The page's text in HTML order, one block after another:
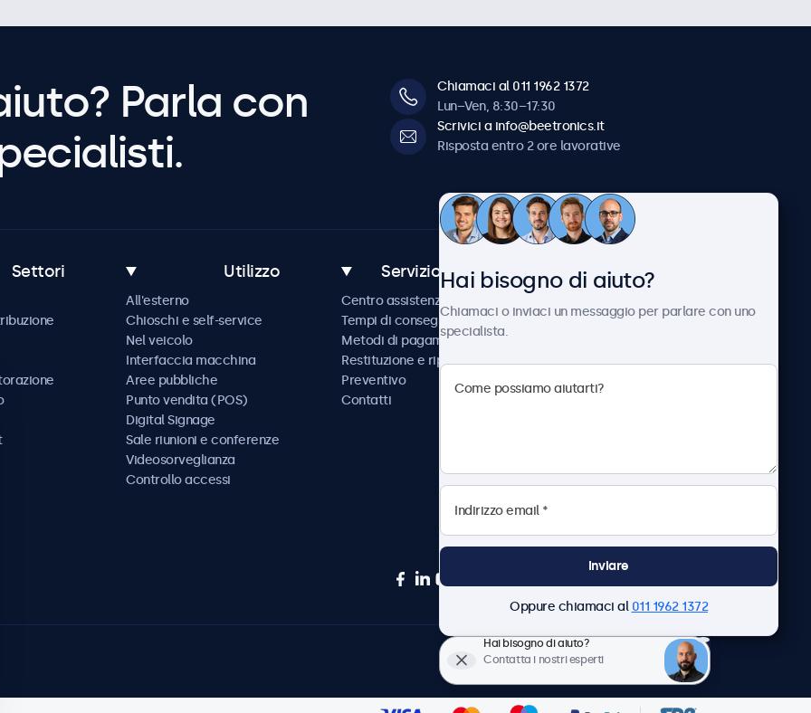
Parla con
Chiamaci al 011 1962 1372
Lun–Ven, 8:30–17:30
Scrivici a info@beetronics.it
Risposta entro 2 ore lavorative
Settori Utilizzo
All'esterno
Chioschi e self-service
Nel veicolo
Interfaccia macchina
Aree pubbliche
Punto vendita (POS)
Digital Signage
Sale riunioni e conferenze
Videosorveglianza
Controllo accessi
Servizio Clienti
Centro assistenza
Tempi di consegna
Metodi di pagamento
Restituzione e riparazione
Preventivo
Contatti
Chi siamo
Notizie e aggiornamenti
Beetronics
Lavora con noi
Italiano
Hai bisogno di aiuto?
Chiamaci o inviaci un messaggio per parlare con uno
specialista.
Inviare
Oppure chiamaci al 011 1962 1372
Hai bisogno di aiuto?
Contatta i nostri esperti